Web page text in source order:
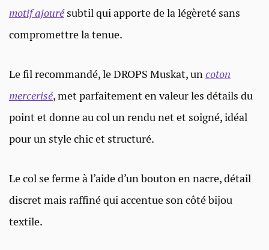
motif ajourésubtil qui apporte de la légèreté sans
compromettre la tenue.
Le fil recommandé, le DROPS Muskat, un coton
mercerisé, met parfaitement en valeur les détails du
point et donne au col un rendu net et soigné, idéal
pour un style chic et structuré.
Le col se ferme à l’aide d’un bouton en nacre, détail
discret mais raffiné qui accentue son côté bijou
textile.